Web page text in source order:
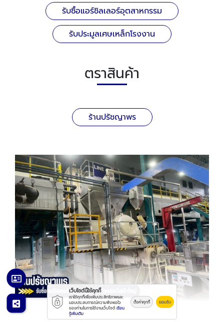
รับซื้อแอร์ชิลเลอร์อุตสาหกรรม
รับประมูลเศษเหล็กโรงงาน
ตราสินค้า
ร้านปรัชญาพร
เว็บไซต์นี้ใช้คุกกี้
เราใช้คุกกี้เพื่อเพิ่มประสิทธิภาพและ
มอบประสบการณ์ความพึงพอใจ
ของท่านในการใช้งานเว็บไซต์ เรียน
รู้เพิ่มเติม
ตั้งค่าคุกกี้ ยอมรับ